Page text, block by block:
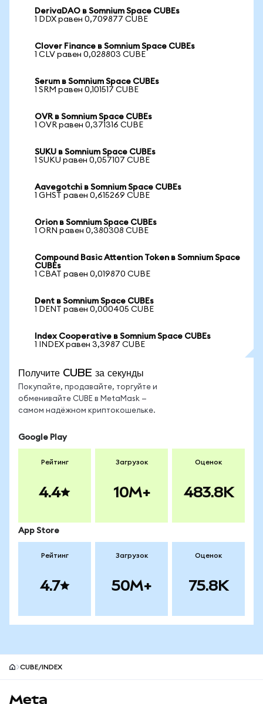
DerivaDAO в Somnium Space CUBEs
1 DDX равен 0,709877 CUBE
Clover Finance в Somnium Space CUBEs
1 CLV равен 0,028803 CUBE
Serum в Somnium Space CUBEs
1 SRM равен 0,101517 CUBE
OVR в Somnium Space CUBEs
1 OVR равен 0,371316 CUBE
SUKU в Somnium Space CUBEs
1 SUKU равен 0,057107 CUBE
Aavegotchi в Somnium Space CUBEs
1 GHST равен 0,615269 CUBE
Orion в Somnium Space CUBEs
1 ORN равен 0,380308 CUBE
Compound Basic Attention Token в Somnium Space
CUBEs
1 CBAT равен 0,019870 CUBE
Dent в Somnium Space CUBEs
1 DENT равен 0,000405 CUBE
Index Cooperative в Somnium Space CUBEs
1 INDEX равен 3,3987 CUBE
Получите CUBE за секунды
Покупайте, продавайте, торгуйте и
обменивайте CUBE в MetaMask —
самом надёжном криптокошельке.
Google Play
Рейтинг
4.4
Загрузок
10M+
Оценок
483.8K
App Store
Рейтинг
4.7
Загрузок
50M+
Оценок
75.8K
CUBE/INDEX